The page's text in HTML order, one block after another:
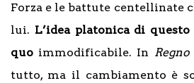
Forza e le battute centellinate
lui. L’idea platonica di
quo immodificabile. In
tutto, ma il cambiamento è